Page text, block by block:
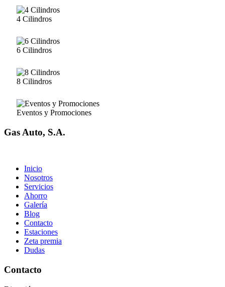
4 Cilindros
6 Cilindros
8 Cilindros
Eventos y Promociones
Gas Auto, S.A.
Inicio
Nosotros
Servicios
Ahorro
Galería
Blog
Contacto
Estaciones
Zeta premia
Dudas
Contacto